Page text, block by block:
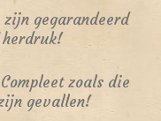
gegarandeerd
herdruk!
zoals die
gevallen!